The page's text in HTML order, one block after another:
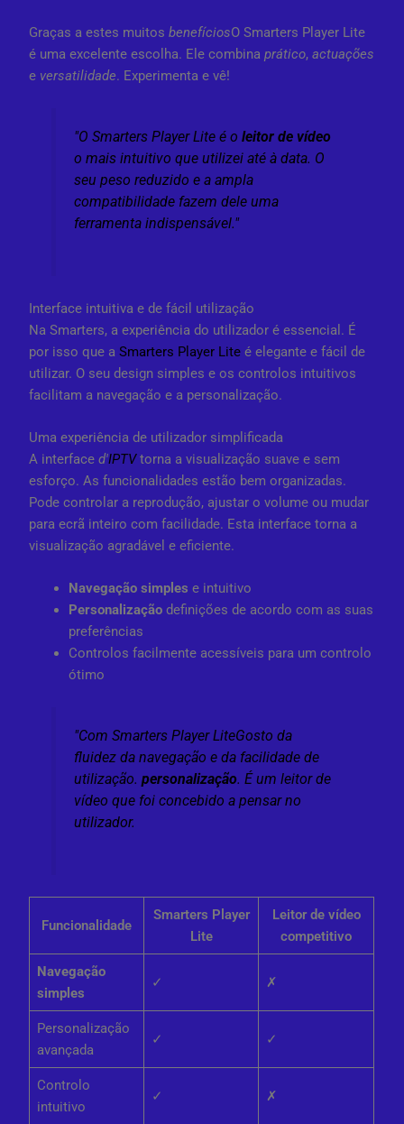
Graças a estes muitosbenefíciosO Smarters Player Lite
é uma excelente escolha. Ele combinaprático,actuações
e versatilidade. Experimenta e vê!
"O Smarters Player Lite é o leitor de vídeo
o mais intuitivo que utilizei até à data. O
seu peso reduzido e a ampla
compatibilidade fazem dele uma
ferramenta indispensável."
Interface intuitiva e de fácil utilização
Na Smarters, a experiência do utilizador é essencial. É
por isso que aSmarters Player Lite é elegante e fácil de
utilizar. O seu design simples e os controlos intuitivos
facilitam a navegação e a personalização.
Uma experiência de utilizador simplificada
A interfaced'IPTVtorna a visualização suave e sem
esforço. As funcionalidades estão bem organizadas.
Pode controlar a reprodução, ajustar o volume ou mudar
para ecrã inteiro com facilidade. Esta interface torna a
visualização agradável e eficiente.
Navegação simples e intuitivo
Personalização definições de acordo com as suas
preferências
Controlos facilmente acessíveis para um controlo
ótimo
"Com Smarters Player LiteGosto da
fluidez da navegação e da facilidade de
utilização. personalização. É um leitor de
vídeo que foi concebido a pensar no
utilizador.
Funcionalidade
Smarters Player
Lite
Leitor de vídeo
competitivo
Navegação
simples
✓ ✗
Personalização
avançada
✓ ✓
Controlo
intuitivo
✓ ✗